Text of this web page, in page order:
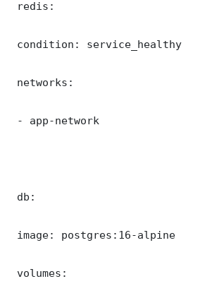
redis:
condition: service_healthy
networks:
- app-network
db:
image: postgres:16-alpine
volumes: